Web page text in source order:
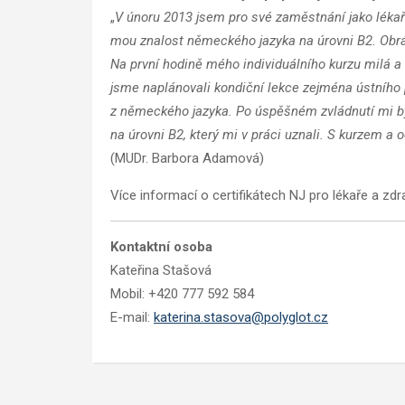
„V únoru 2013 jsem pro své zaměstnání jako
mou znalost německého jazyka na úrovni B2.
Na první hodině mého individuálního kurzu milá
jsme naplánovali kondiční lekce zejména
z německého jazyka. Po úspěšném zvládnutí mi
na úrovni B2, který mi v práci uznali. S kurzem a
(MUDr. Barbora Adamová)
Více informací o certifikátech NJ pro lékaře a
Kontaktní osoba
Kateřina Stašová
Mobil: +420 777 592 584
E-mail: katerina.stasova@polyglot.cz